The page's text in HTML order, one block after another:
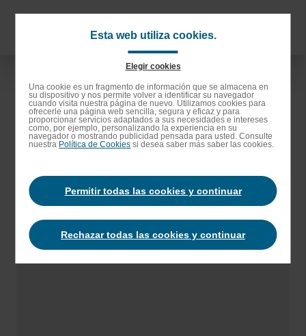
Esta web utiliza cookies.
Elegir cookies
Una cookie es un fragmento de información que se almacena en
su dispositivo y nos permite volver a identificar su navegador
cuando visita nuestra página de nuevo. Utilizamos cookies para
ofrecerle una página web sencilla, segura y eficaz y para
proporcionar servicios adaptados a sus necesidades e intereses
como, por ejemplo, personalizando la experiencia en su
navegador o mostrando publicidad pensada para usted. Consulte
nuestra Política de Cookies si desea saber más saber las cookies.
Permitir todas las cookies y continuar
Rechazar todas las cookies y continuar